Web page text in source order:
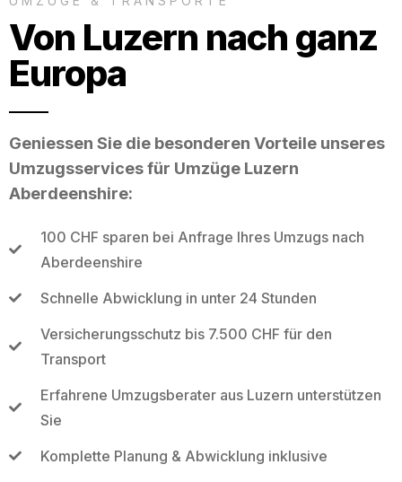
Von Luzern nach ganz
Europa
Geniessen Sie die besonderen Vorteile unseres
Umzugsservices für Umzüge Luzern
Aberdeenshire:
100 CHF sparen bei Anfrage Ihres Umzugs nach
Aberdeenshire
Schnelle Abwicklung in unter 24 Stunden
Versicherungsschutz bis 7.500 CHF für den
Transport
Erfahrene Umzugsberater aus Luzern unterstützen
Sie
Komplette Planung & Abwicklung inklusive